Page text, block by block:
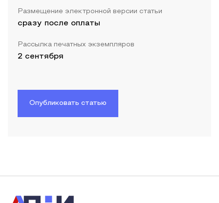
Размещение электронной версии статьи
сразу после оплаты
Рассылка печатных экземпляров
2 сентября
Опубликовать статью